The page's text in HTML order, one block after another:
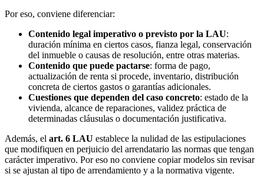
Por eso, conviene diferenciar:
Contenido legal imperativo o previsto por la LAU:
duración mínima en ciertos casos, fianza legal, conservación
del inmueble o causas de resolución, entre otras materias.
Contenido que puede pactarse: forma de pago,
actualización de renta si procede, inventario, distribución
concreta de ciertos gastos o garantías adicionales.
Cuestiones que dependen del caso concreto: estado de la
vivienda, alcance de reparaciones, validez práctica de
determinadas cláusulas o documentación justificativa.
Además, el art. 6 LAU establece la nulidad de las estipulaciones
que modifiquen en perjuicio del arrendatario las normas que tengan
carácter imperativo. Por eso no conviene copiar modelos sin revisar
si se ajustan al tipo de arrendamiento y a la normativa vigente.